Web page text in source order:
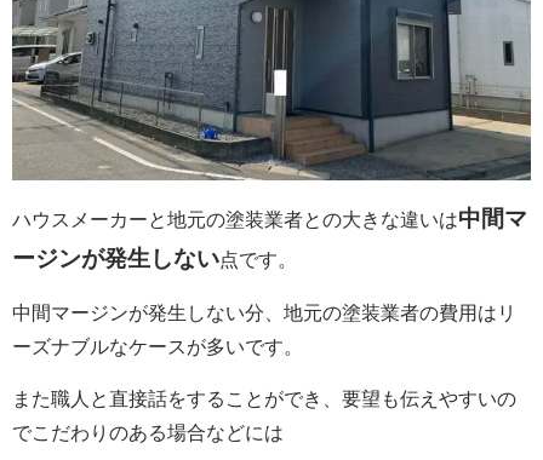
ハウスメーカーと地元の塗装業者との大きな違いは中間マ
ージンが発生しない点です。
中間マージンが発生しない分、地元の塗装業者の費用はリ
ーズナブルなケースが多いです。
また職人と直接話をすることができ、要望も伝えやすいの
でこだわりのある場合などには